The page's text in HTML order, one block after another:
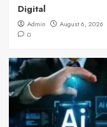
Digital
Admin
August 6, 2026
0